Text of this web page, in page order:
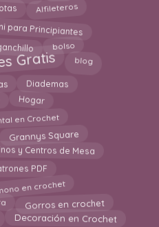
Alfileteros
para Principiantes
bolso
Gratis blog
Diademas
Hogar
en Crochet
Grannys Square
y Centros de Mesa
PDF
en crochet
Gorros en crochet
Decoración en Crochet